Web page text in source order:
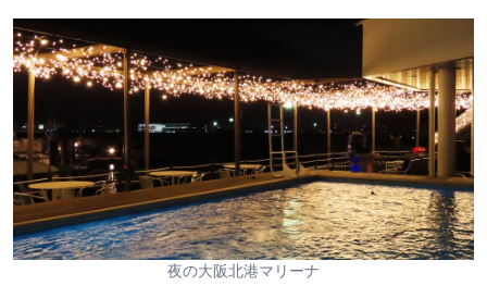
夜の大阪北港マリーナ